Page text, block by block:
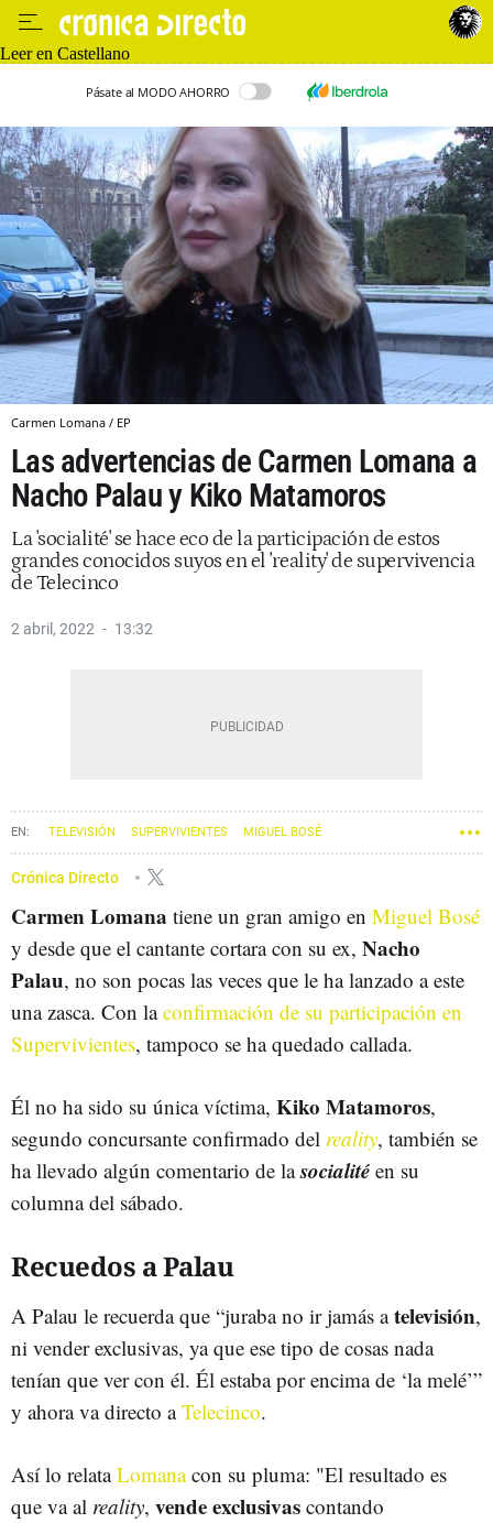
Leer en Castellano
Pásate al MODO AHORRO
Carmen Lomana / EP
Las advertencias de Carmen Lomana a
Nacho Palau y Kiko Matamoros
La 'socialité' se hace eco de la participación de estos
grandes conocidos suyos en el 'reality' de supervivencia
de Telecinco
2 abril, 2022 13:32
TELEVISIÓN SUPERVIVIENTES MIGUEL BOSÉ
KIKO MATAMOROS
Crónica Directo
Carmen Lomana tiene un gran amigo en Miguel Bosé
y desde que el cantante cortara con su ex, Nacho
Palau, no son pocas las veces que le ha lanzado a este
una zasca. Con laconfirmación de su participación en
Supervivientes, tampoco se ha quedado callada.
Él no ha sido su única víctima, Kiko Matamoros,
segundo concursante confirmado del reality, también se
ha llevado algún comentario de lasocialité en su
columna del sábado.
Recuedos a Palau
A Palau le recuerda que “juraba no ir jamás atelevisión,
ni vender exclusivas, ya que ese tipo de cosas nada
tenían que ver con él. Él estaba por encima de ‘la melé’”
y ahora va directo aTelecinco.
Así lo relataLomanacon su pluma: "El resultado es
que va al reality, vende exclusivas contando